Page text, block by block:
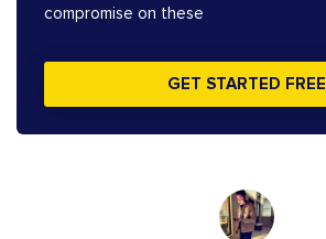
compromise on these
GET STARTED FREE